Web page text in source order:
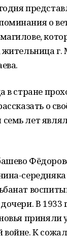
о
жительница
в стране
о
лет
В 1933
приняли
войне. К